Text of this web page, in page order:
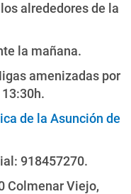
alrededores de la
la mañana.
amenizadas por
13:30h.
de la Asunción de
918457270.
Colmenar Viejo,